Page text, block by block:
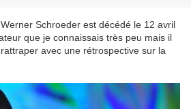
Schroeder est décédé le 12 avril
que je connaissais très peu mais il
avec une rétrospective sur la